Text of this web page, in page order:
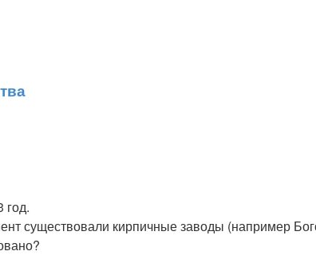
год.
существовали кирпичные заводы (например